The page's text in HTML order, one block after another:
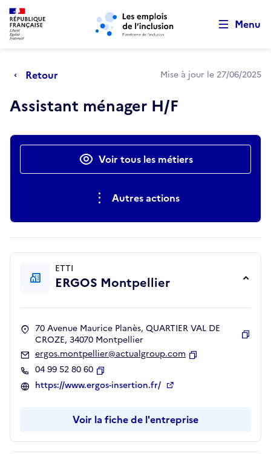
Aller au menu principal Aller au contenu principal
Menu
Retour Mise à jour le 27/06/2025
Assistant ménager H/F
Actions rapidesVoir tous les métiers
Autres actions
ETTI
ERGOS Montpellier
70 Avenue Maurice Planès, QUARTIER VAL DE
CROZE, 34070 Montpellier
ergos.montpellier@actualgroup.com
04 99 52 80 60
Copier
https://www.ergos-insertion.fr/
Voir la fiche de l'entreprise
Retour au début de la page
Panneau de gestion des cookies